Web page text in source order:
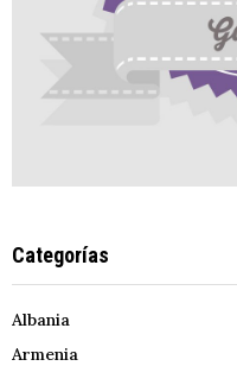
Categorías
Albania
Armenia